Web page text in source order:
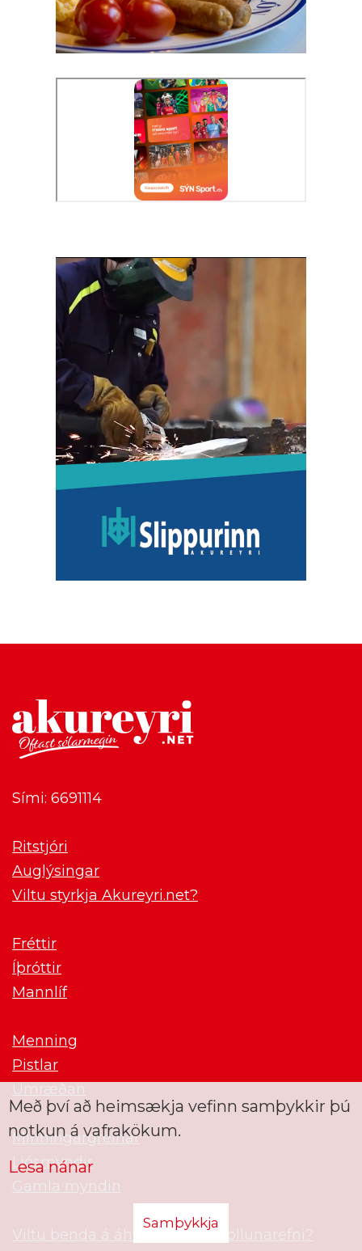
Sími: 6691114
Ritstjóri
Auglýsingar
Viltu styrkja Akureyri.net?
Fréttir
Íþróttir
Mannlíf
Menning
Pistlar
Umræðan
Minningargreinar
Ljósmyndir
Gamla myndin
Viltu benda á áhugavert umfjöllunarefni?
Með því að heimsækja vefinn samþykkir þú
notkun á vafrakökum.
Lesa nánar
Samþykkja